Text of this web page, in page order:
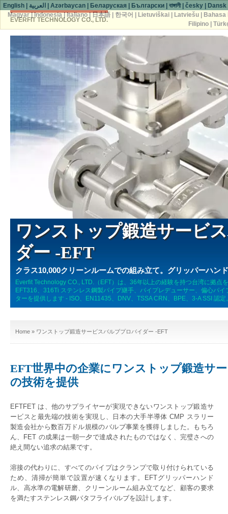
EVERFIT TECHNOLOGY CO., LTD.
ワンストップ鍛造サービ
ダー -EFT
クラス10,000クリーンルームでの組み立て。グリッパーハン
Everfit Technology CO., LTD.（EFT）は、36年以上の経験を持つ台湾に拠点
EFT316、316Ti ステンレス鋼製パイプ継手、パイプレデューサー、偏心パ
ターを提供します - ISO、EN11435、DNV、TSSA CRN、BPE、3-A SSI 認定
Home » ワンストップ鍛造サービスバルブプロバイダー -EFT
EFT世界中の企業にワンストップ鍛造サ
の技術を提供
EFTFET は、他のサプライヤーが実現できないワンストップ鍛造サ
ービスと最先端の技術を実現し、日本の大手半導体 CMP スラリー
製造会社から数百万ドル規模のバルブ事業を獲得しました。もちろ
ん、FET の成果は一朝一夕で達成されたものではなく、完璧さへの
絶え間ない追求の結果です。
溶接の代わりに、すべてのパイプはクランプで取り付けられている
ため、清掃が簡単で設置が速くなります。EFTグリッパーハンド
ル、高水準の電解研磨、クリーンルーム組み立てなど、顧客の要求
を満たすステンレス鋼バタフライバルブを設計します。
English العربية |Azərbaycan Беларуская Български |বাঙ্গালী|česky Dansk
Magyar|Indonesia|Italiano|日本語| 한국어 Lietuviškai| Latviešu|
Bahasa
Filipino|